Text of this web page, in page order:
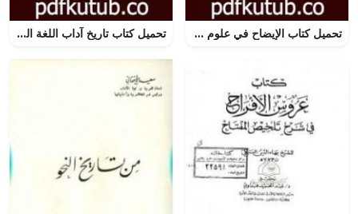
تحميل كتاب الإيضاح في علوم البلاغة PDF تأليف إبراهيم شمس الدين مجانا [كامل] تحميل كتاب تاريخ آداب اللغة العربية PDF تأليف جرجي زيدان مجانا [كامل]